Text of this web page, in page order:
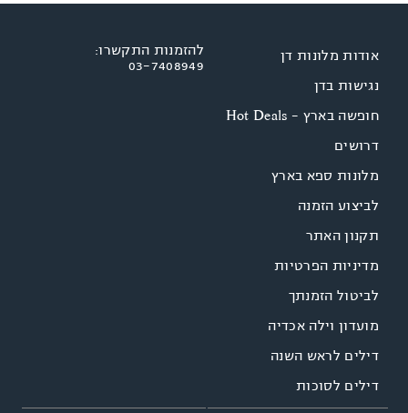
אודות מלונות דן
נגישות בדן
חופשה בארץ - Hot Deals
דרושים
מלונות ספא בארץ
לביצוע הזמנה
תקנון האתר
מדיניות הפרטיות
לביטול הזמנתך
מועדון וילה אכדיה
דילים לראש השנה
דילים לסוכות
להזמנות התקשרו:
03-7408949